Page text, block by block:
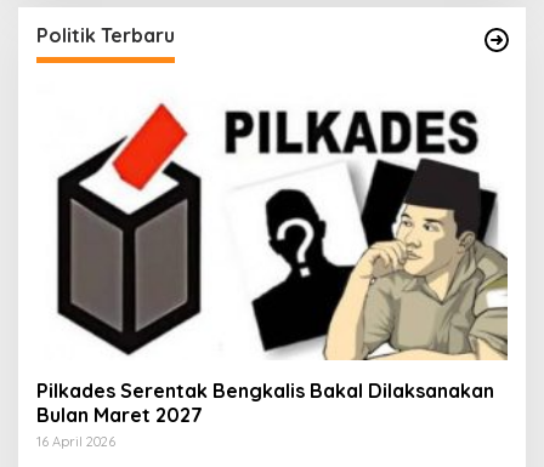
Politik Terbaru
Pilkades Serentak Bengkalis Bakal Dilaksanakan
Bulan Maret 2027
16 April 2026